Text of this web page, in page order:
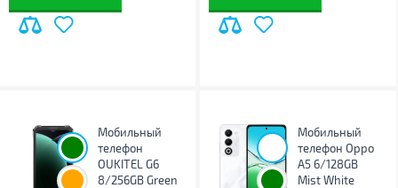
Мобильный
телефон
OUKITEL G6
8/256GB Green
Мобильный
телефон Oppo
A5 6/128GB
Mist White